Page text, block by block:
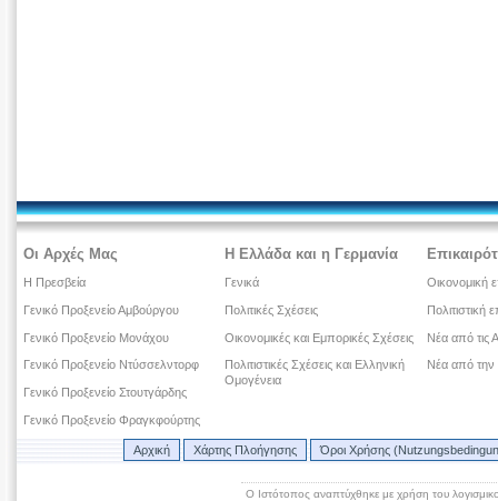
Οι Αρχές Μας
Η Πρεσβεία
Γενικό Προξενείο Αμβούργου
Γενικό Προξενείο Μονάχου
Γενικό Προξενείο Ντύσσελντορφ
Γενικό Προξενείο Στουτγάρδης
Γενικό Προξενείο Φραγκφούρτης
Η Ελλάδα και η Γερμανία
Γενικά
Πολιτικές Σχέσεις
Οικονομικές και Εμπορικές Σχέσεις
Πολιτιστικές Σχέσεις και Ελληνική
Ομογένεια
Οικονομική
Πολιτιστική
Νέα από τις
Νέα από την
Αρχική Χάρτης Πλοήγησης Όροι Χρήσης
Ο Ιστότοπος αναπτύχθηκε με χρήση του